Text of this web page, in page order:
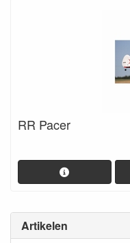
Artikelen
RR Pacer